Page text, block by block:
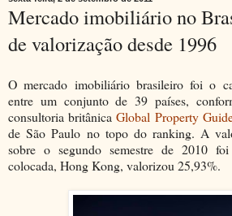
Mercado imobiliário no
de valorização desde 1996
O mercado imobiliário brasileiro foi o
entre um conjunto de 39 países,
consultoria britânicaGlobal Property
de São Paulo no topo do ranking. A
sobre o segundo semestre de 2010
colocada, Hong Kong, valorizou 25,93%.